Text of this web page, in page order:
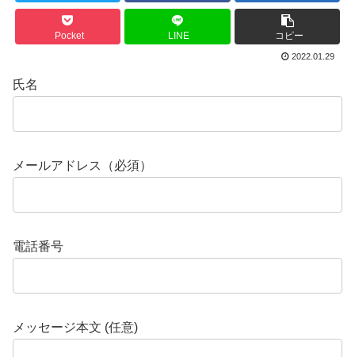
Pocket LINE コピー
2022.01.29
氏名
メールアドレス（必須）
電話番号
メッセージ本文 (任意)